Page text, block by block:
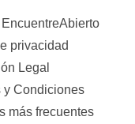
privacidad
Legal
y Condiciones
más frecuentes